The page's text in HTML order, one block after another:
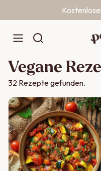
Vegane
32 Rezepte gefunden.